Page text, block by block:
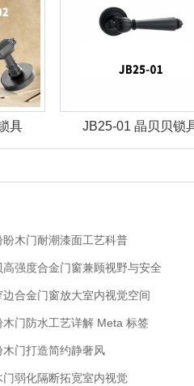
具 JB25-01 晶贝贝锁
木门耐潮漆面工艺科普
强度合金门窗兼顾视野与安全
合金门窗放大室内视觉空间
门防水工艺详解 Meta 标签
门打造简约静奢风
弱化隔断拓宽室内视觉